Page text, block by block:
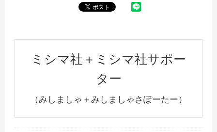
ミシマ社＋ミシマ社サポー
ター
（みしましゃ＋みしましゃさぽーたー）